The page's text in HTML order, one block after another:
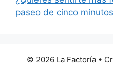
paseo de cinco
© 2026 La Factoría •